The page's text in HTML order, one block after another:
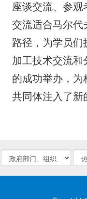
座谈交流、参观
交流适合马尔代
路径 ， 为学员们
加工技术交流
的成功举办，为
共同体注入了新